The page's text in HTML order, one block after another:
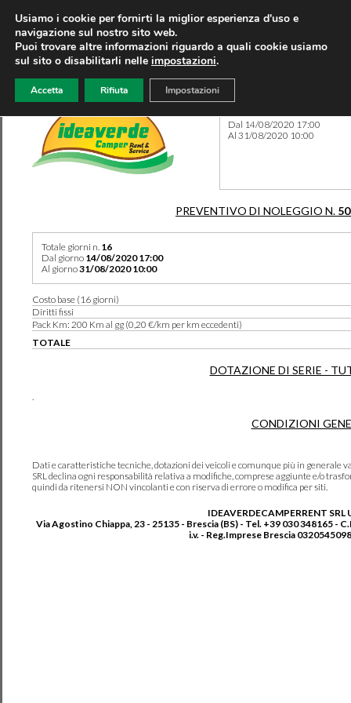
Dal 14/08/2020 17:00
Al 31/08/2020 10:00
PREVENTIVO DI NOLEGGIO N.
Totale giorni n. 16
Dal giorno 14/08/2020 17:00
Al giorno31/08/2020 10:00
Costo base (16 giorni)
Diritti fissi
Pack Km: 200 Km al gg (0,20 €/km per km eccedenti)
TOTALE
DOTAZIONE DI SERIE -
.
CONDIZIONI
Dati e caratteristiche tecniche, dotazioni dei veicoli e comunque più in generale
SRL declina ogni responsabilità relativa a modifiche, comprese aggiunte e/o
quindi da ritenersi NON vincolanti e con riserva di errore o modifica per siti.
IDEAVERDECAMPERRENT SRL
Via Agostino Chiappa, 23 - 25135 - Brescia (BS) - Tel. +39 030 348165 -
i.v. - Reg.Imprese Brescia
Usiamo i cookie per fornirti la miglior esperienza d'uso e
navigazione sul nostro sito web.
Puoi trovare altre informazioni riguardo a quali cookie usiamo
sul sito o disabilitarli nelle impostazioni.
Accetta Rifiuta Impostazioni